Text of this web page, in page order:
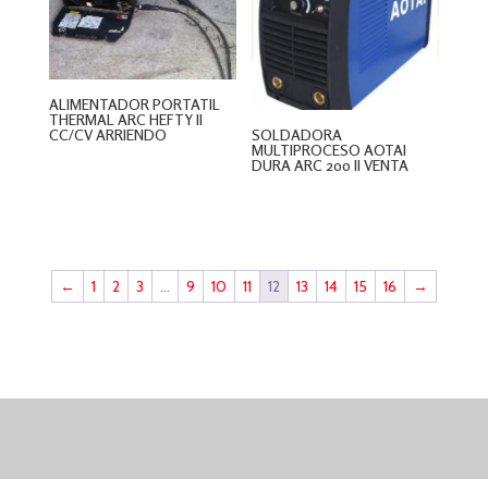
ALIMENTADOR PORTATIL
THERMAL ARC HEFTY II
CC/CV ARRIENDO
SOLDADORA
MULTIPROCESO AOTAI
DURA ARC 200 II VENTA
← 1 2 3 … 9 10 11 12 13 14 15 16 →